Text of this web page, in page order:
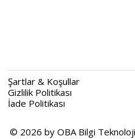
Şartlar & Koşullar
Gizlilik Politikası
İade Politikası
© 2026 by OBA Bilgi
Tasarımında